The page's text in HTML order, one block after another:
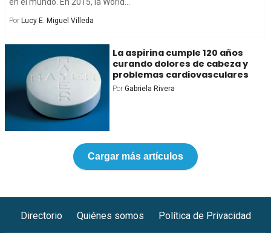
Por Lucy E. Miguel Villeda
La aspirina cumple 120 años
curando dolores de cabeza y
problemas cardiovasculares
Por Gabriela Rivera
Cargar más artículos
Directorio Quiénes somos Política de Privacidad